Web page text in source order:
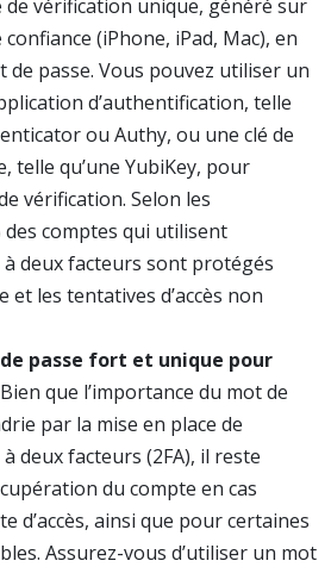
de vérification unique, généré sur
(iPhone, iPad, Mac), en
de passe. Vous pouvez utiliser un
d’authentification, telle
ou Authy, ou une clé de
telle qu’une YubiKey, pour
vérification. Selon les
des comptes qui utilisent
deux facteurs sont protégés
les tentatives d’accès non
passe fort et unique pour
Bien que l’importance du mot de
par la mise en place de
deux facteurs (2FA), il reste
du compte en cas
d’accès, ainsi que pour certaines
Assurez-vous d’utiliser un mot